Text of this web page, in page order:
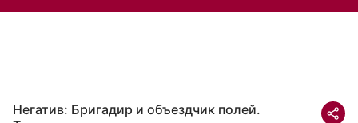
Негатив: Бригадир и объездчик полей.